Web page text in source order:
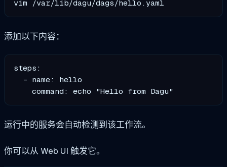
添加以下内容：
steps:
- name: hello
运行中的服务会自动检测到该工作流。
你可以从 Web UI 触发它。